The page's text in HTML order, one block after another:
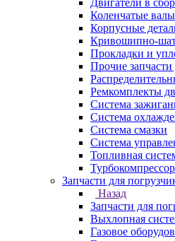
Двигатели в
Коленчатые валы
Корпусные
Кривошипно-
Прокладки и
Прочие запчасти
Ремкомплекты
Система
Система
Система смазки
Система
Топливная
Запчасти для
Назад
Запчасти для
Выхлопная
Газовое